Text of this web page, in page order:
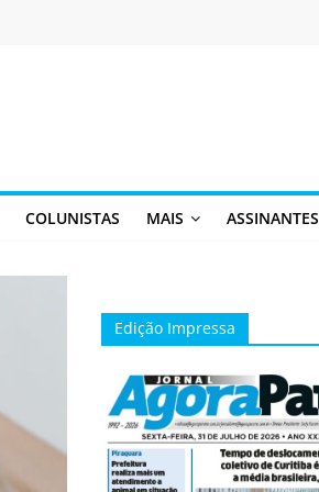
COLUNISTAS MAIS ASSINANTES
Edição Impressa